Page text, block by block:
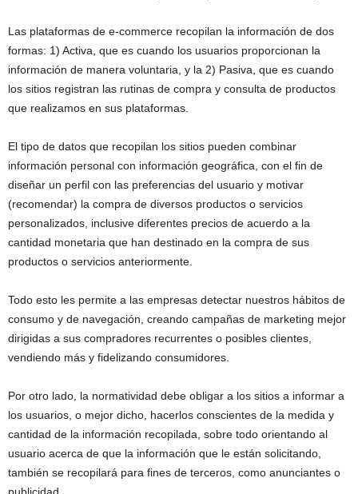
Las plataformas de e-commerce recopilan la información de dos
formas: 1) Activa, que es cuando los usuarios proporcionan la
información de manera voluntaria, y la 2) Pasiva, que es cuando
los sitios registran las rutinas de compra y consulta de productos
que realizamos en sus plataformas.
El tipo de datos que recopilan los sitios pueden combinar
información personal con información geográfica, con el fin de
diseñar un perfil con las preferencias del usuario y motivar
(recomendar) la compra de diversos productos o servicios
personalizados, inclusive diferentes precios de acuerdo a la
cantidad monetaria que han destinado en la compra de sus
productos o servicios anteriormente.
Todo esto les permite a las empresas detectar nuestros hábitos de
consumo y de navegación, creando campañas de marketing mejor
dirigidas a sus compradores recurrentes o posibles clientes,
vendiendo más y fidelizando consumidores.
Por otro lado, la normatividad debe obligar a los sitios a informar a
los usuarios, o mejor dicho, hacerlos conscientes de la medida y
cantidad de la información recopilada, sobre todo orientando al
usuario acerca de que la información que le están solicitando,
también se recopilará para fines de terceros, como anunciantes o